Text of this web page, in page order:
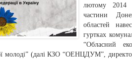
лютому 2014
частини
областей
гуртках
“Обласний
молоді” (далі КЗО “ОЕНЦДУМ”,